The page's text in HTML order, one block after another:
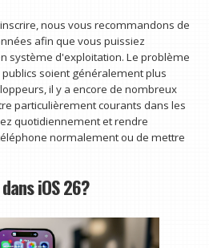
nous vous recommandons de
afin que vous puissiez
système d'exploitation. Le problème
soient généralement plus
il y a encore de nombreux
particulièrement courants dans les
quotidiennement et rendre
normalement ou de mettre
iOS 26?